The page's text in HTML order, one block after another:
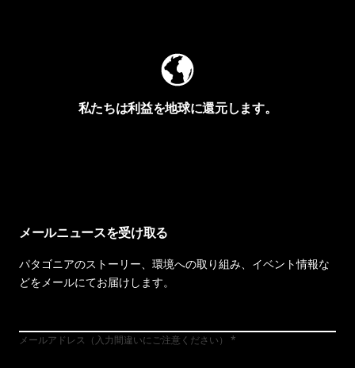
私たちは利益を地球に還元します。
メールニュースを受け取る
パタゴニアのストーリー、環境への取り組み、イベント情報な
どをメールにてお届けします。
メールアドレス（入力間違いにご注意ください）